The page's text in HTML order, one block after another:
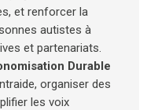
et renforcer la
autistes à
et partenariats.
Durable
organiser des
les voix